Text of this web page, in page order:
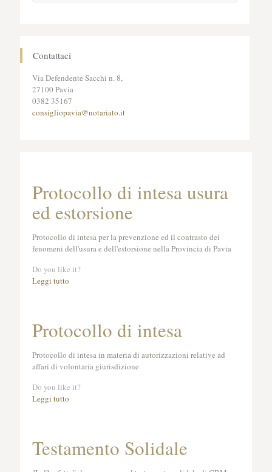
Contattaci
Via Defendente Sacchi n. 8,
27100 Pavia
0382 35167
consigliopavia@notariato.it
Protocollo di intesa usura
ed estorsione
Protocollo di intesa per la prevenzione ed il contrasto dei
fenomeni dell'usura e dell'estorsione nella Provincia di Pavia
Do you like it?
Leggi tutto
Protocollo di intesa
Protocollo di intesa in materia di autorizzazioni relative ad
affari di volontaria giurisdizione
Do you like it?
Leggi tutto
Testamento Solidale